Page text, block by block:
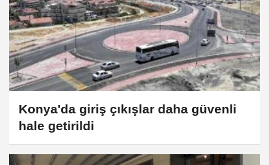
Konya'da giriş çıkışlar daha güvenli
hale getirildi